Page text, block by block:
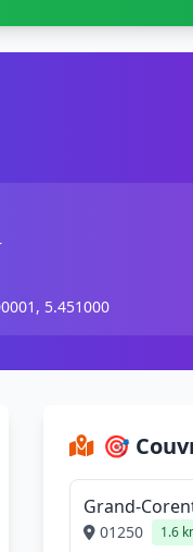
5.451000
🎯
Grand-
01250 1.6